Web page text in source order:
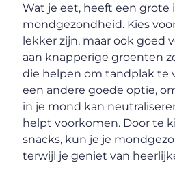
Wat je eet, heeft een grote
mondgezondheid. Kies
lekker zijn, maar ook goed
aan knapperige groenten
die helpen om tandplak te
een andere goede optie,
in je mond kan
helpt voorkomen. Door te
snacks, kun je je
terwijl je geniet van